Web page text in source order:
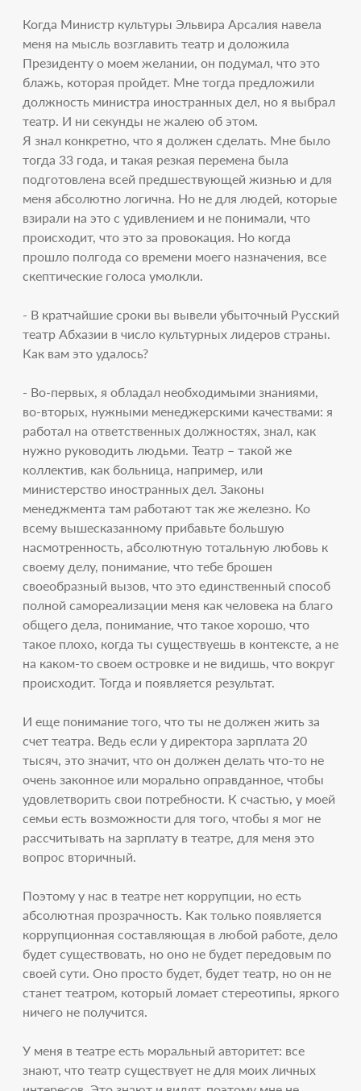
Когда Министр культуры Эльвира Арсалия навела
меня на мысль возглавить театр и доложила
Президенту о моем желании, он подумал, что это
блажь, которая пройдет. Мне тогда предложили
должность министра иностранных дел, но я выбрал
театр. И ни секунды не жалею об этом.
Я знал конкретно, что я должен сделать. Мне было
тогда 33 года, и такая резкая перемена была
подготовлена всей предшествующей жизнью и для
меня абсолютно логична. Но не для людей, которые
взирали на это с удивлением и не понимали, что
происходит, что это за провокация. Но когда
прошло полгода со времени моего назначения, все
скептические голоса умолкли.
- В кратчайшие сроки вы вывели убыточный Русский
театр Абхазии в число культурных лидеров страны.
Как вам это удалось?
- Во-первых, я обладал необходимыми знаниями,
во-вторых, нужными менеджерскими качествами: я
работал на ответственных должностях, знал, как
нужно руководить людьми. Театр – такой же
коллектив, как больница, например, или
министерство иностранных дел. Законы
менеджмента там работают так же железно. Ко
всему вышесказанному прибавьте большую
насмотренность, абсолютную тотальную любовь к
своему делу, понимание, что тебе брошен
своеобразный вызов, что это единственный способ
полной самореализации меня как человека на благо
общего дела, понимание, что такое хорошо, что
такое плохо, когда ты существуешь в контексте, а не
на каком-то своем островке и не видишь, что вокруг
происходит. Тогда и появляется результат.
И еще понимание того, что ты не должен жить за
счет театра. Ведь если у директора зарплата 20
тысяч, это значит, что он должен делать что-то не
очень законное или морально оправданное, чтобы
удовлетворить свои потребности. К счастью, у моей
семьи есть возможности для того, чтобы я мог не
рассчитывать на зарплату в театре, для меня это
вопрос вторичный.
Поэтому у нас в театре нет коррупции, но есть
абсолютная прозрачность. Как только появляется
коррупционная составляющая в любой работе, дело
будет существовать, но оно не будет передовым по
своей сути. Оно просто будет, будет театр, но он не
станет театром, который ломает стереотипы, яркого
ничего не получится.
У меня в театре есть моральный авторитет: все
знают, что театр существует не для моих личных